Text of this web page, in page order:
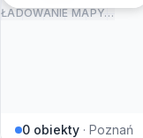
ŁADOWANIE MAPY…
0 obiekty · Poznań